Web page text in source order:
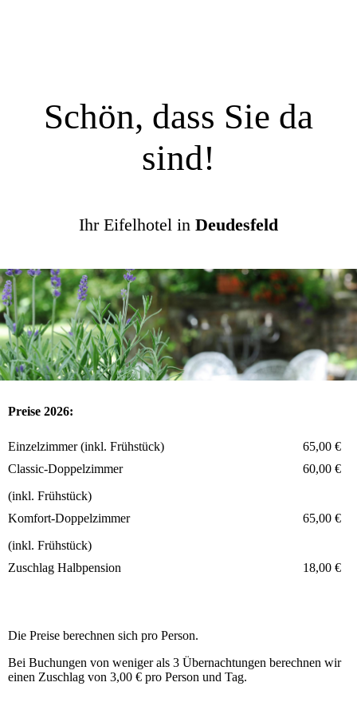
Schön, dass Sie da
sind!
Ihr Eifelhotel in Deudesfeld
Preise 2026:
Einzelzimmer (inkl. Frühstück)
65,00 €
Classic-Doppelzimmer
(inkl. Frühstück)
60,00 €
Komfort-Doppelzimmer
(inkl. Frühstück)
65,00 €
Zuschlag Halbpension 18,00 €
Die Preise berechnen sich pro Person.
Bei Buchungen von weniger als 3 Übernachtungen berechnen wir
einen Zuschlag von 3,00 € pro Person und Tag.